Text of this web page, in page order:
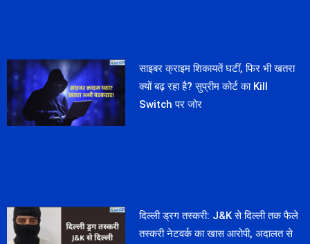
साइबर क्राइम शिकायतें घटीं, फिर भी खतरा
क्यों बढ़ रहा है? सुप्रीम कोर्ट का Kill
Switch पर जोर
दिल्ली ड्रग तस्करी: J&K से दिल्ली तक फैले
तस्करी नेटवर्क का खास आरोपी, अदालत से